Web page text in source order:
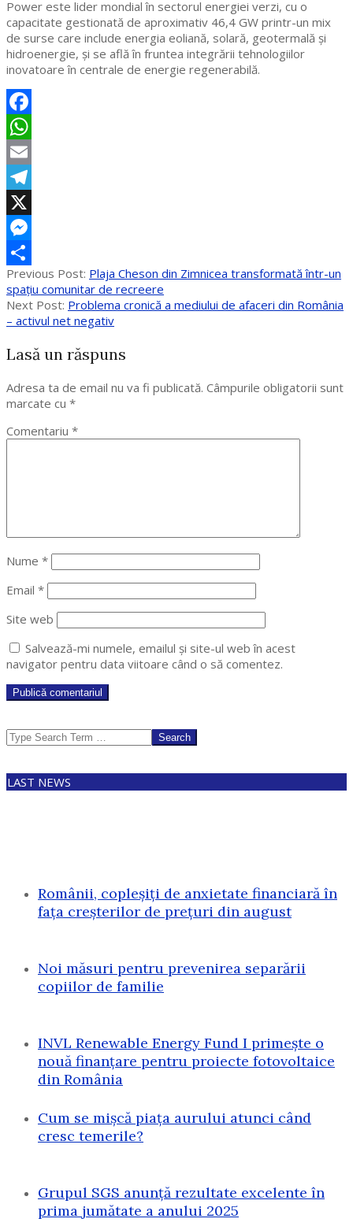
Power este lider mondial în sectorul energiei verzi, cu o
capacitate gestionată de aproximativ 46,4 GW printr-un mix
de surse care include energia eoliană, solară, geotermală și
hidroenergie, și se află în fruntea integrării tehnologiilor
inovatoare în centrale de energie regenerabilă.
Facebook
WhatsApp
Email
Telegram
X
Messenger
Partajează
2020-
09-
02
Previous Post: Plaja Cheson din Zimnicea transformată într-un
spațiu comunitar de recreere
Next Post: Problema cronică a mediului de afaceri din România
– activul net negativ
Lasă un răspuns
Adresa ta de email nu va fi publicată. Câmpurile obligatorii sunt
marcate cu *
Comentariu *
Nume *
Email *
Site web
Salvează-mi numele, emailul și site-ul web în acest
navigator pentru data viitoare când o să comentez.
Search
LAST NEWS
Românii, copleșiți de anxietate financiară în
fața creșterilor de prețuri din august
Noi măsuri pentru prevenirea separării
copiilor de familie
INVL Renewable Energy Fund I primește o
nouă finanțare pentru proiecte fotovoltaice
din România
Cum se mișcă piața aurului atunci când
cresc temerile?
Grupul SGS anunță rezultate excelente în
prima jumătate a anului 2025